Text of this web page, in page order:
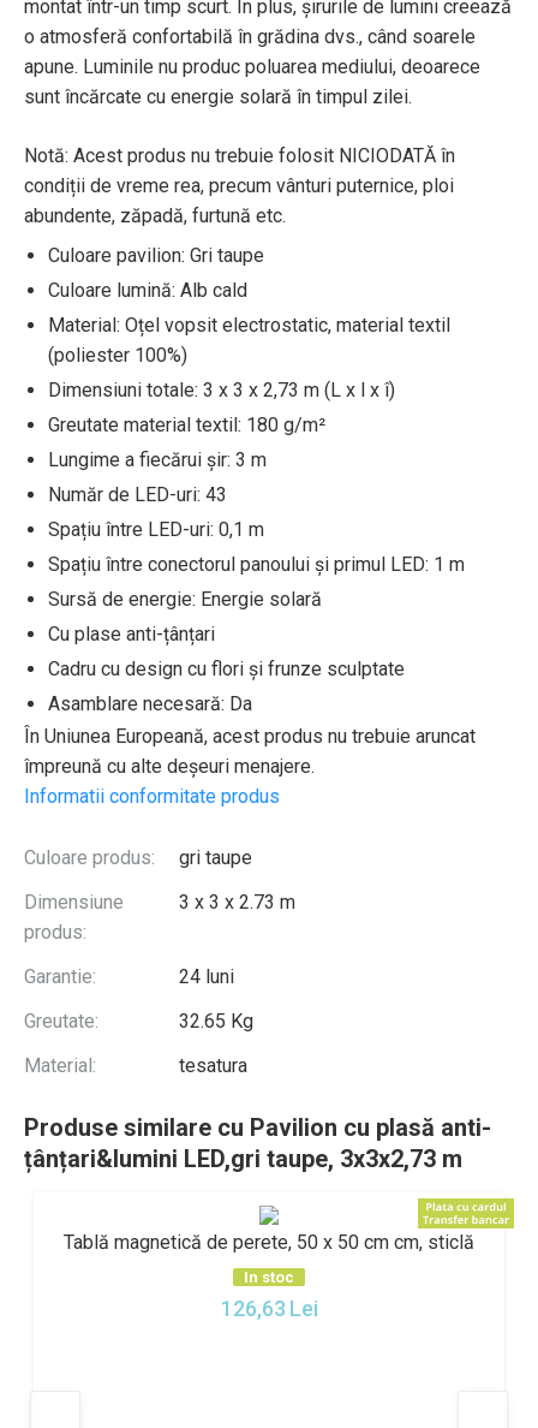
montat într-un timp scurt. În plus, șirurile de lumini creează
o atmosferă confortabilă în grădina dvs., când soarele
apune. Luminile nu produc poluarea mediului, deoarece
sunt încărcate cu energie solară în timpul zilei.
Notă: Acest produs nu trebuie folosit NICIODATĂ în
condiții de vreme rea, precum vânturi puternice, ploi
abundente, zăpadă, furtună etc.
Culoare pavilion: Gri taupe
Culoare lumină: Alb cald
Material: Oțel vopsit electrostatic, material textil
(poliester 100%)
Dimensiuni totale: 3 x 3 x 2,73 m (L x l x î)
Greutate material textil: 180 g/m²
Lungime a fiecărui șir: 3 m
Număr de LED-uri: 43
Spațiu între LED-uri: 0,1 m
Spațiu între conectorul panoului și primul LED: 1 m
Sursă de energie: Energie solară
Cu plase anti-țânțari
Cadru cu design cu flori și frunze sculptate
Asamblare necesară: Da
În Uniunea Europeană, acest produs nu trebuie aruncat
împreună cu alte deșeuri menajere.
Informatii conformitate produs
Culoare produs:
gri taupe
Dimensiune
produs:
3 x 3 x 2.73 m
Garantie:
24 luni
Greutate:
32.65 Kg
Material:
tesatura
Produse similare cu Pavilion cu plasă anti-
țânțari&lumini LED,gri taupe, 3x3x2,73 m
Tablă magnetică de perete, 50 x 50 cm cm, sticlă
In stoc
126,63 Lei